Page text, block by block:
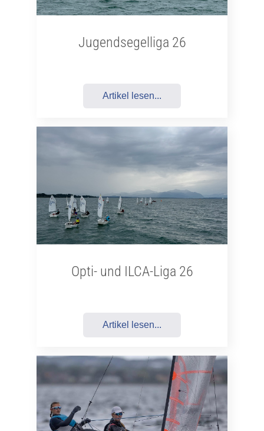
Jugendsegelliga 26
Artikel lesen...
Opti- und ILCA-Liga 26
Artikel lesen...